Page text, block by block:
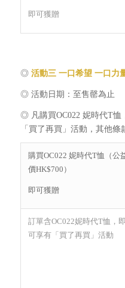
即可獲贈
◎ 活動三 一口希望 一口力
◎ 活動日期：至售罄為止
◎ 凡購買OC022 妮時代T恤
「買了再買」活動，其他條
購買OC022 妮時代T恤（公
價HK$700）
即可獲贈
訂單含OC022妮時代T恤，即
可享有「買了再買」活動